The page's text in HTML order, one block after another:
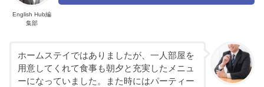
English Hub編
集部
ホームステイではありましたが、一人部屋を
用意してくれて食事も朝夕と充実したメニュ
ーになっていました。また時にはパーティー